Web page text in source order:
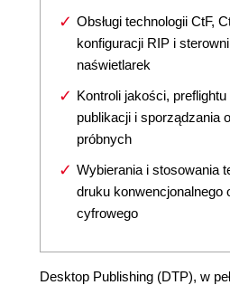
Obsługi technologii CtF,
konfiguracji RIP i
naświetlarek
Kontroli jakości, preflightu
publikacji i sporządzania
próbnych
Wybierania i stosowania
druku konwencjonalnego
cyfrowego
Desktop Publishing (DTP), w